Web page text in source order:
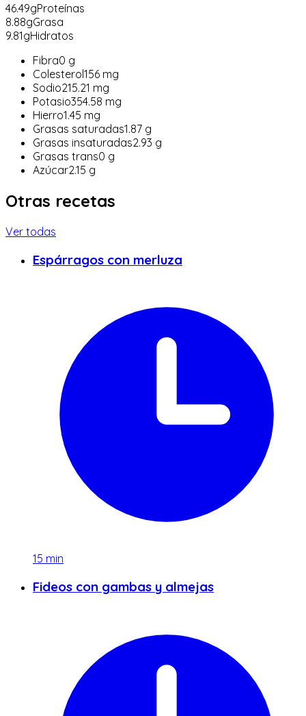
46.49gProteínas
8.88gGrasa
9.81gHidratos
Fibra0 g
Colesterol156 mg
Sodio215.21 mg
Potasio354.58 mg
Hierro1.45 mg
Grasas saturadas1.87 g
Grasas insaturadas2.93 g
Grasas trans0 g
Azúcar2.15 g
Otras recetas
Ver todas
Espárragos con merluza
15 min
Fideos con gambas y almejas